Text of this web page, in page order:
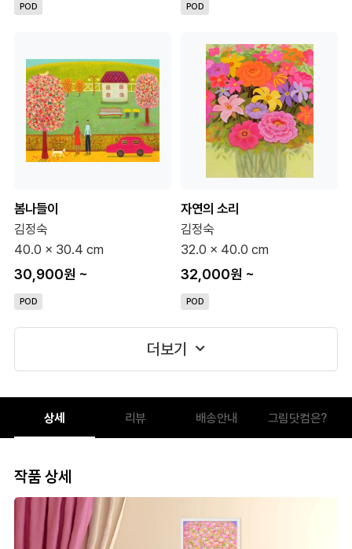
POD POD
봄나들이
김정숙
40.0 x 30.4 cm
30,900원 ~
POD
자연의 소리
김정숙
32.0 x 40.0 cm
32,000원 ~
POD
더보기
상세 리뷰 배송안내 그림닷컴은?
작품 상세